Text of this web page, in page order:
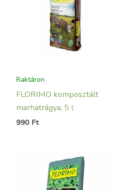
Raktáron
FLORIMO komposztált
marhatrágya, 5 l
990 Ft